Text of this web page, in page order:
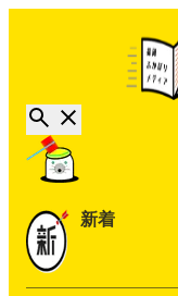
新着